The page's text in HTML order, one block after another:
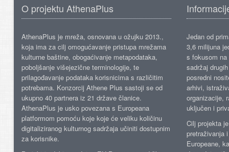
O projektu AthenaPlus
AthenaPlus je mreža, osnovana u ožujku 2013.,
koja ima za cilj omogućavanje pristupa mrežama
kulturne baštine, obogaćivanje metapodataka,
poboljšanje višejezične terminologije, te
prilagođavanje podataka korisnicima s različitim
potrebama. Konzorcij Athene Plus sastoji se od
ukupno 40 partnera iz 21 države članice.
AthenaPlus je usko povezana s Europeana
platformom pomoću koje koje će veliku količinu
digitaliziranog kulturnog sadržaja učiniti dostupnim
za korisnike.
Jedan od
3,6 milijuna
s fokusom
sadržaj
posredni
arhivi,
organizacije,
uključen i
Cilj projekta
pretraživanja
Europeane,